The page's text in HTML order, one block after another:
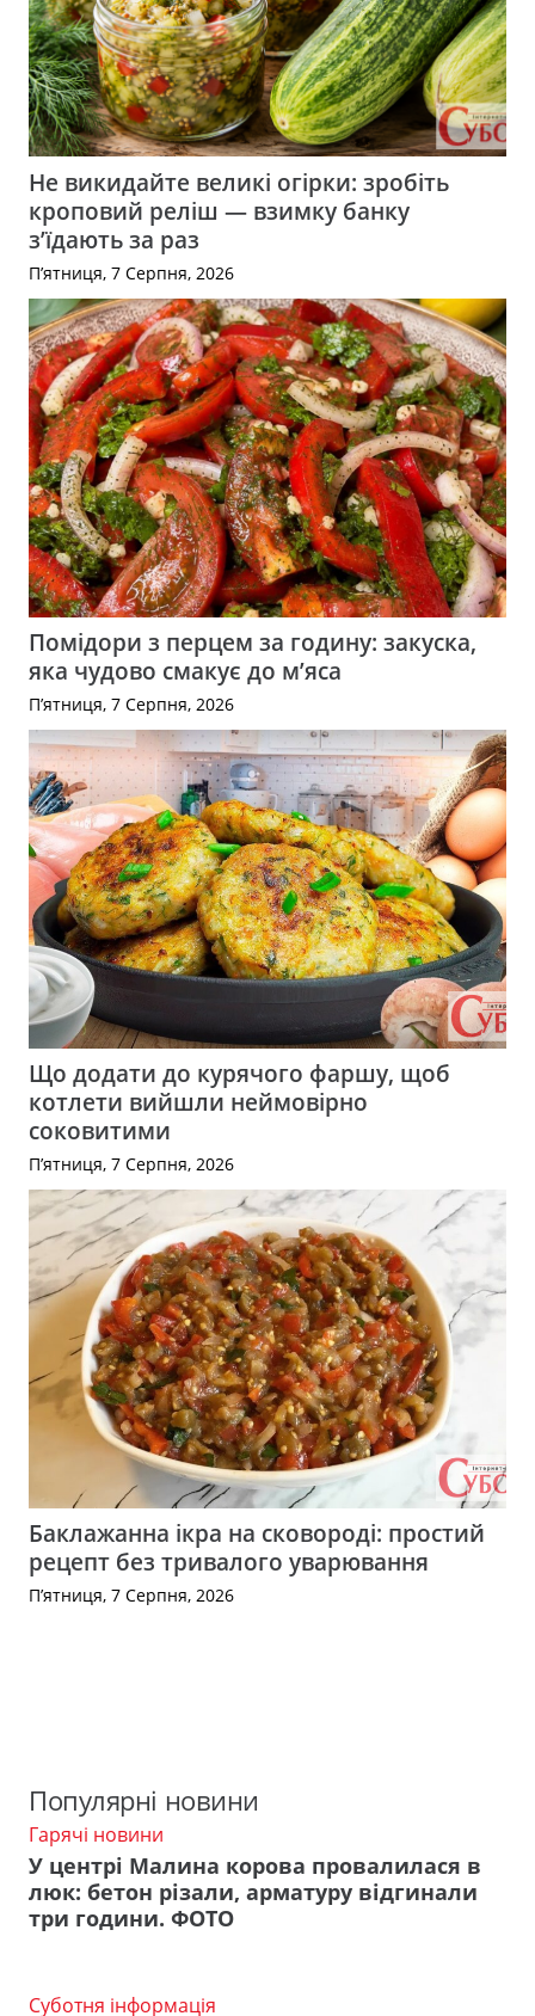
Не викидайте великі огірки: зробіть
кроповий реліш — взимку банку
з’їдають за раз
П’ятниця, 7 Серпня, 2026
Помідори з перцем за годину: закуска,
яка чудово смакує до м’яса
П’ятниця, 7 Серпня, 2026
Що додати до курячого фаршу, щоб
котлети вийшли неймовірно
соковитими
П’ятниця, 7 Серпня, 2026
Баклажанна ікра на сковороді: простий
рецепт без тривалого уварювання
П’ятниця, 7 Серпня, 2026
Популярні новини
Гарячі новини
У центрі Малина корова провалилася в
люк: бетон різали, арматуру відгинали
три години. ФОТО
Суботня інформація